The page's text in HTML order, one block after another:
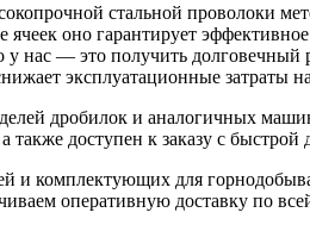
стальной проволоки
оно гарантирует
у нас — это получить
эксплуатационные затраты
дробилок и аналогичных
доступен к заказу с быстрой
и комплектующих для
оперативную доставку по